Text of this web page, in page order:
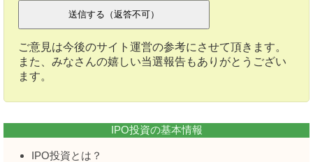
ご意見は今後のサイト運営の参考にさせて頂きます。
また、みなさんの嬉しい当選報告もありがとうござい
ます。
IPO投資の基本情報
IPO投資とは？